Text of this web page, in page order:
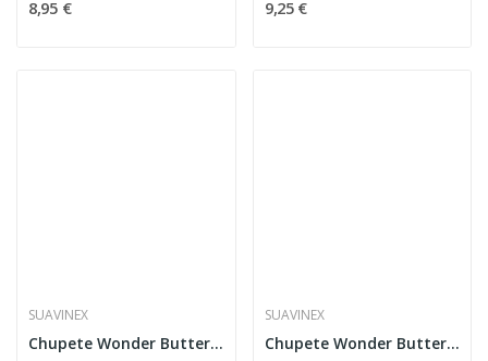
8,95 € 9,25 €
SUAVINEX
Chupete Wonder Butterfly 0-6 Meses Suavinex
SUAVINEX
Chupete Wonder Butterfly 0-6 Meses Suavinex